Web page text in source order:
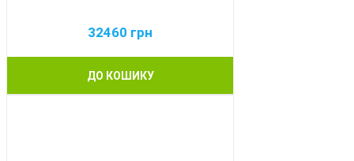
32460 грн
ДО КОШИКУ